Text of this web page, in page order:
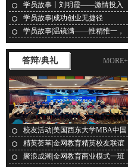
学员故事丨刘明霞——激情投入
把...
学员故事|成功创业无捷径
学员故事|温镜满——惟精惟一，
专...
MORE+
答辩/典礼
校友活动|美国西东大学MBA中国
校...
精英荟萃|金网教育精英校友联谊
会...
聚浪成潮|金网教育商业模式一班